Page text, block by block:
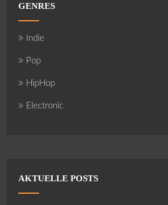
GENRES
Indie
Pop
HipHop
Electronic
AKTUELLE POSTS